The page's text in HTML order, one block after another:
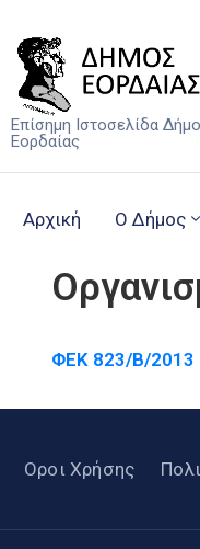
Επίσημη Ιστοσελίδα
Εορδαίας
Αρχική Ο Δήμος
ΦΕΚ 823/Β/2013
Οροι Χρήσης